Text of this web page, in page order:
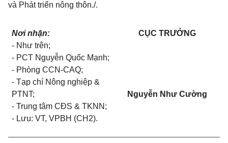
và Phát triển nông thôn./.
Nơi nhận:
- Như trên;
- PCT Nguyễn Quốc Mạnh;
- Phòng CCN-CAQ;
- Tạp chí Nông nghiệp &
PTNT;
- Trung tâm CĐS & TKNN;
- Lưu: VT, VPBH (CH2).
CỤC TRƯỞNG
Nguyễn Như Cường